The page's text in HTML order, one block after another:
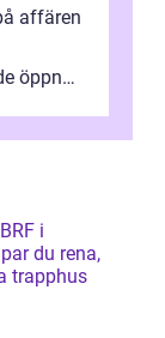
affären
öppna
i
du rena,
trapphus